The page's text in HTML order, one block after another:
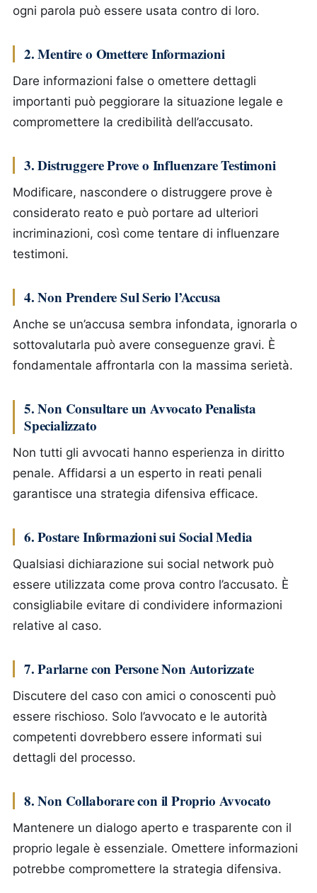
ogni parola può essere usata contro di loro.
2. Mentire o Omettere Informazioni
Dare informazioni false o omettere dettagli
importanti può peggiorare la situazione legale e
compromettere la credibilità dell’accusato.
3. Distruggere Prove o Influenzare Testimoni
Modificare, nascondere o distruggere prove è
considerato reato e può portare ad ulteriori
incriminazioni, così come tentare di influenzare
testimoni.
4. Non Prendere Sul Serio l’Accusa
Anche se un’accusa sembra infondata, ignorarla o
sottovalutarla può avere conseguenze gravi. È
fondamentale affrontarla con la massima serietà.
5. Non Consultare un Avvocato Penalista
Specializzato
Non tutti gli avvocati hanno esperienza in diritto
penale. Affidarsi a un esperto in reati penali
garantisce una strategia difensiva efficace.
6. Postare Informazioni sui Social Media
Qualsiasi dichiarazione sui social network può
essere utilizzata come prova contro l’accusato. È
consigliabile evitare di condividere informazioni
relative al caso.
7. Parlarne con Persone Non Autorizzate
Discutere del caso con amici o conoscenti può
essere rischioso. Solo l’avvocato e le autorità
competenti dovrebbero essere informati sui
dettagli del processo.
8. Non Collaborare con il Proprio Avvocato
Mantenere un dialogo aperto e trasparente con il
proprio legale è essenziale. Omettere informazioni
potrebbe compromettere la strategia difensiva.